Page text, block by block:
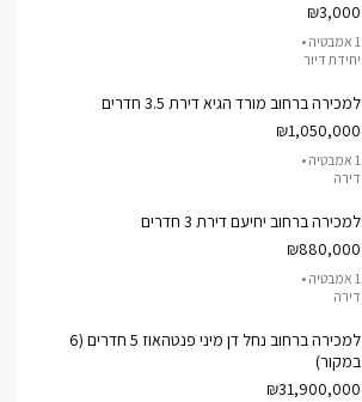
₪3,000
1 אמבטיה •
יחידת דיור
למכירה ברחוב מורד הגיא דירת 3.5 חדרים
₪1,050,000
1 אמבטיה •
דירה
למכירה ברחוב יחיעם דירת 3 חדרים
₪880,000
1 אמבטיה •
דירה
למכירה ברחוב נחל דן מיני פנטהאוז 5 חדרים (6
במקור)
₪31,900,000